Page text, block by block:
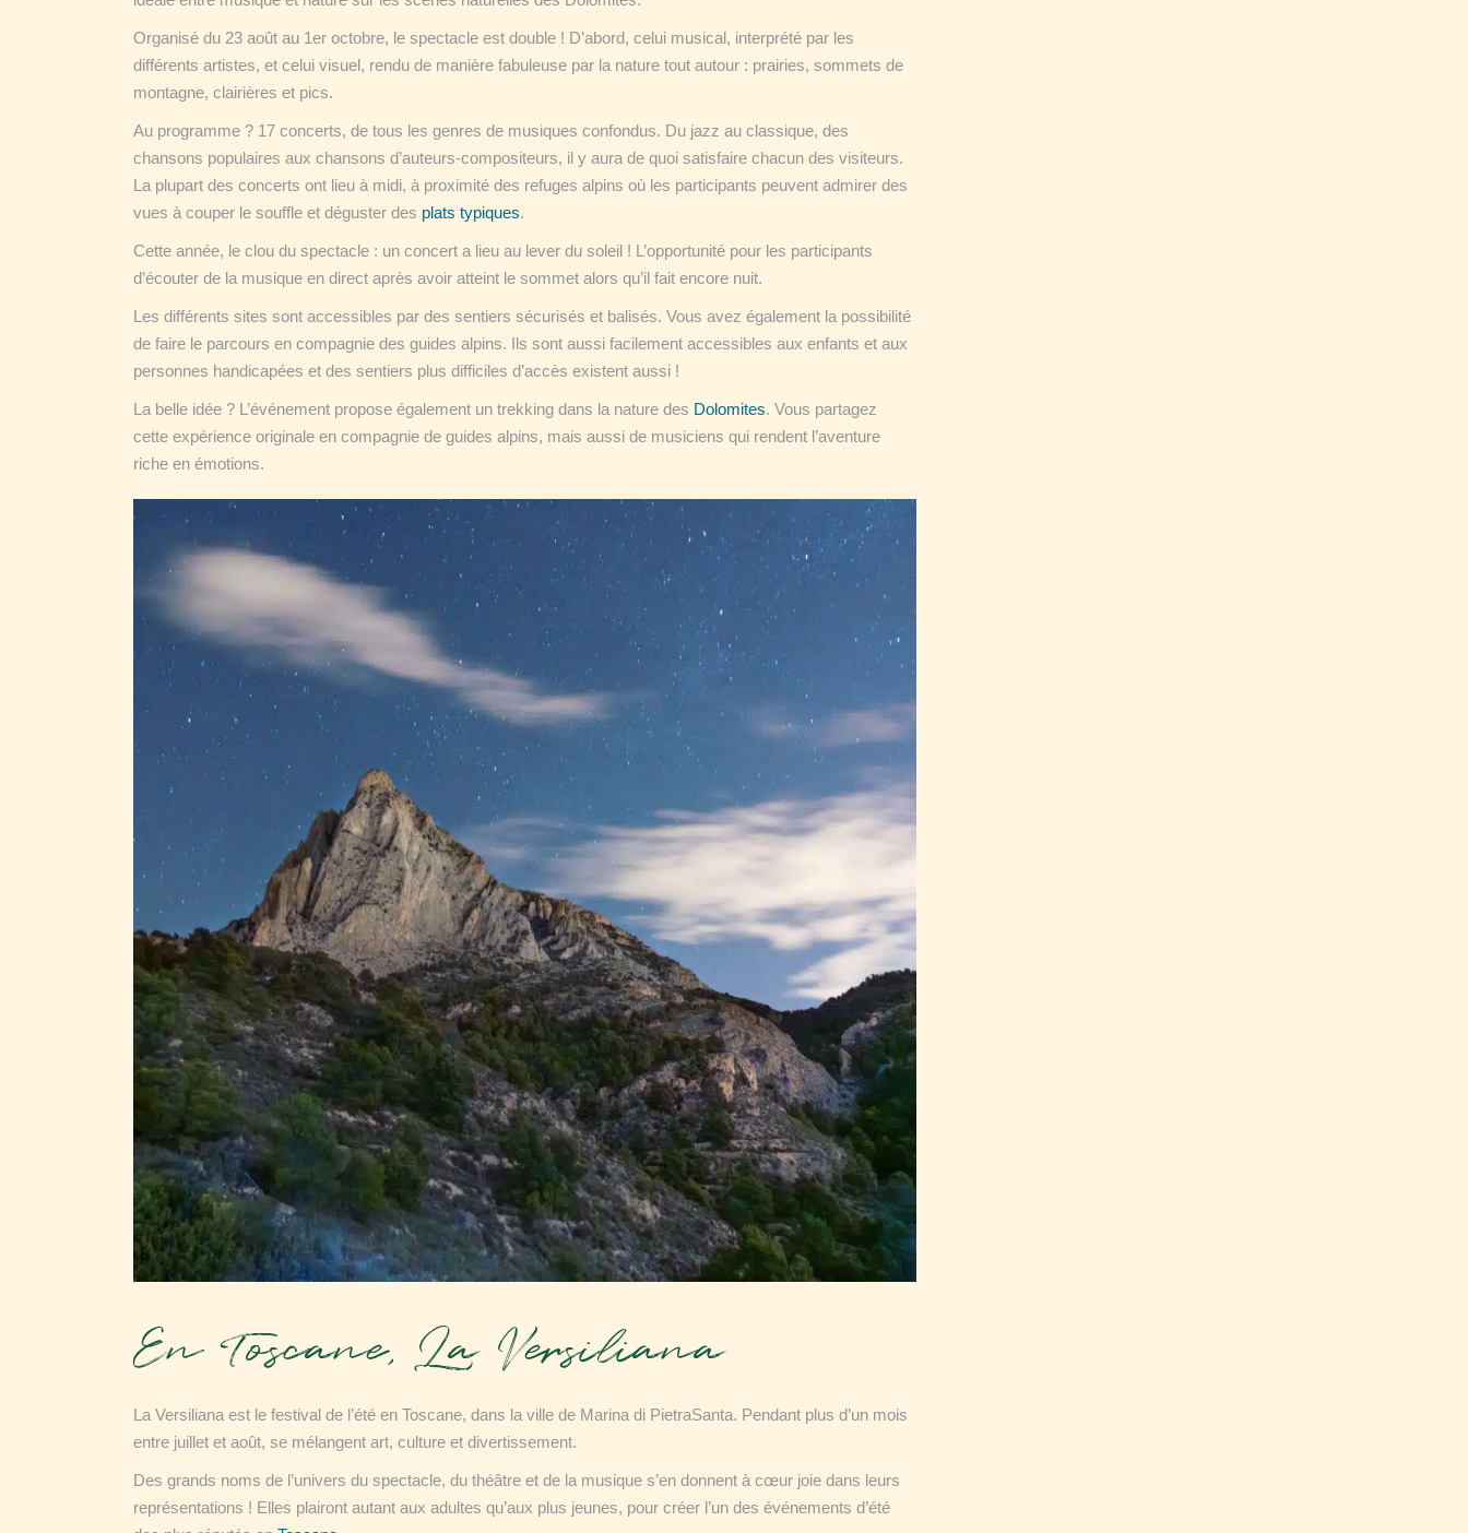
Organisé du 23 août au 1er octobre, le spectacle est double ! D’abord, celui musical, interprété par les
différents artistes, et celui visuel, rendu de manière fabuleuse par la nature tout autour : prairies, sommets de
montagne, clairières et pics.
Au programme ? 17 concerts, de tous les genres de musiques confondus. Du jazz au classique, des
chansons populaires aux chansons d’auteurs-compositeurs, il y aura de quoi satisfaire chacun des visiteurs.
La plupart des concerts ont lieu à midi, à proximité des refuges alpins où les participants peuvent admirer des
vues à couper le souffle et déguster des plats typiques.
Cette année, le clou du spectacle : un concert a lieu au lever du soleil ! L’opportunité pour les participants
d’écouter de la musique en direct après avoir atteint le sommet alors qu’il fait encore nuit.
Les différents sites sont accessibles par des sentiers sécurisés et balisés. Vous avez également la possibilité
de faire le parcours en compagnie des guides alpins. Ils sont aussi facilement accessibles aux enfants et aux
personnes handicapées et des sentiers plus difficiles d’accès existent aussi !
La belle idée ? L’événement propose également un trekking dans la nature des Dolomites. Vous partagez
cette expérience originale en compagnie de guides alpins, mais aussi de musiciens qui rendent l’aventure
riche en émotions.
En Toscane, La Versiliana
La Versiliana est le festival de l’été en Toscane, dans la ville de Marina di PietraSanta. Pendant plus d’un mois
entre juillet et août, se mélangent art, culture et divertissement.
Des grands noms de l’univers du spectacle, du théâtre et de la musique s’en donnent à cœur joie dans leurs
représentations ! Elles plairont autant aux adultes qu’aux plus jeunes, pour créer l’un des événements d’été